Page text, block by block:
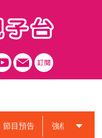
節目預告 強檔動畫預告